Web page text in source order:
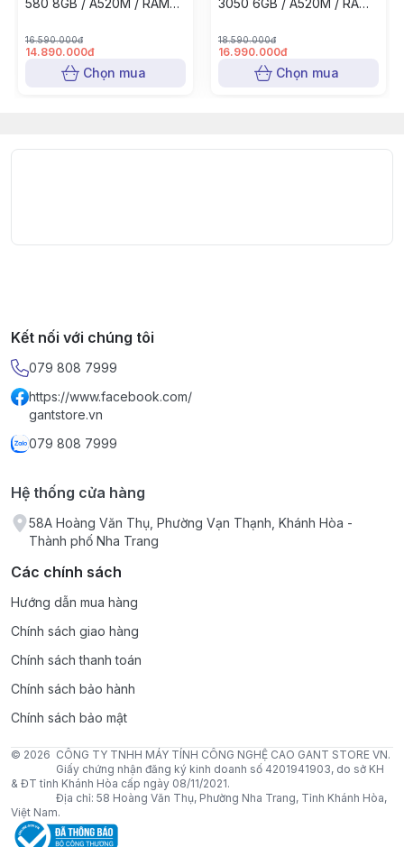
580 8GB / A520M / RAM
500W / MÀN GAMING 24"
100HZ
16.590.000đ
14.890.000đ
Chọn mua
3050 6GB / A520M / RAM
500W / MÀN GAMING 24"
100HZ
18.590.000đ
16.990.000đ
Chọn mua
Kết nối với chúng tôi
079 808 7999
https://www.facebook.com/
gantstore.vn
079 808 7999
Hệ thống cửa hàng
58A Hoàng Văn Thụ, Phường Vạn Thạnh, Khánh Hòa -
Thành phố Nha Trang
Các chính sách
Hướng dẫn mua hàng
Chính sách giao hàng
Chính sách thanh toán
Chính sách bảo hành
Chính sách bảo mật
© 2026 CÔNG TY TNHH MÁY TÍNH CÔNG NGHỆ CAO GANT STORE VN.
Giấy chứng nhận đăng ký kinh doanh số 4201941903, do sở KH
& ĐT tỉnh Khánh Hòa cấp ngày 08/11/2021.
Địa chỉ: 58 Hoàng Văn Thụ, Phường Nha Trang, Tỉnh Khánh Hòa,
Việt Nam.